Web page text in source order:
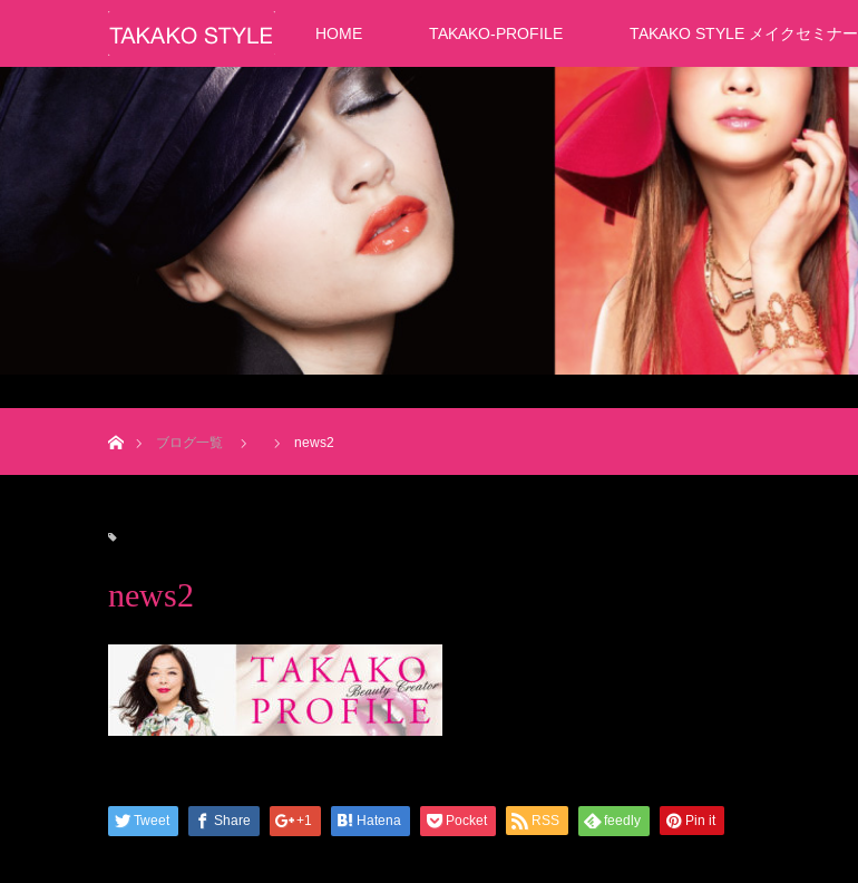
HOME TAKAKO-PROFILE TAKAKO STYLE メイクセミナー
ブログ一覧
news2
news2
Tweet Share +1 Hatena Pocket RSS feedly Pin it